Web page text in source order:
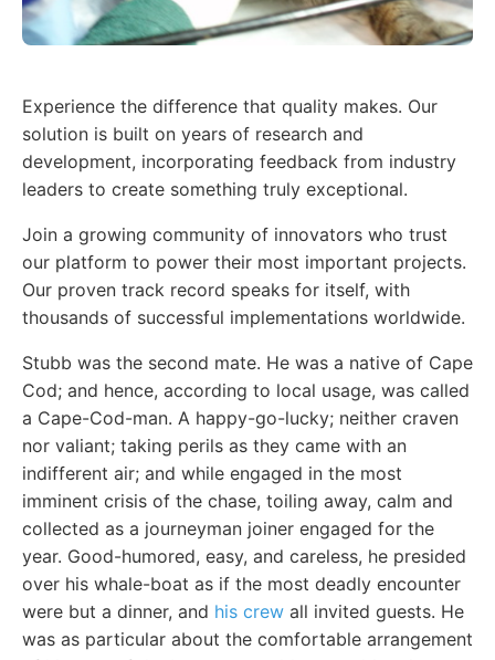
Experience the difference that quality makes. Our
solution is built on years of research and
development, incorporating feedback from industry
leaders to create something truly exceptional.
Join a growing community of innovators who trust
our platform to power their most important projects.
Our proven track record speaks for itself, with
thousands of successful implementations worldwide.
Stubb was the second mate. He was a native of Cape
Cod; and hence, according to local usage, was called
a Cape-Cod-man. A happy-go-lucky; neither craven
nor valiant; taking perils as they came with an
indifferent air; and while engaged in the most
imminent crisis of the chase, toiling away, calm and
collected as a journeyman joiner engaged for the
year. Good-humored, easy, and careless, he presided
over his whale-boat as if the most deadly encounter
were but a dinner, and his crew all invited guests. He
was as particular about the comfortable arrangement